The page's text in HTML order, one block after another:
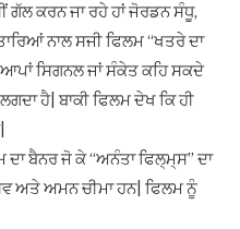
ਗੱਲ ਕਰਨ ਜਾ ਰਹੇ ਹਾਂ ਜੋਰਡਨ ਸੰਧੂ,
ਨਾਲ ਸਜੀ ਫਿਲਮ “ਖਤਰੇ ਦਾ
ਸਿਗਨਲ ਜਾਂ ਸੰਕੇਤ ਕਹਿ ਸਕਦੇ
ਹੈ| ਬਾਕੀ ਫਿਲਮ ਦੇਖ ਕਿ ਹੀ
ਦਾ ਬੈਨਰ ਜੋ ਕੇ “ਅਨੰਤਾ ਫਿਲ੍ਮ੍ਸ” ਦਾ
ਅਤੇ ਅਮਨ ਚੀਮਾ ਹਨ| ਫਿਲਮ ਨੂੰ